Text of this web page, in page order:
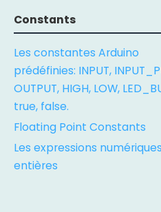
Constants
Les constantes Arduino
prédéfinies: INPUT,
OUTPUT, HIGH, LOW,
true, false.
Floating Point Constants
Les expressions numériques
entières